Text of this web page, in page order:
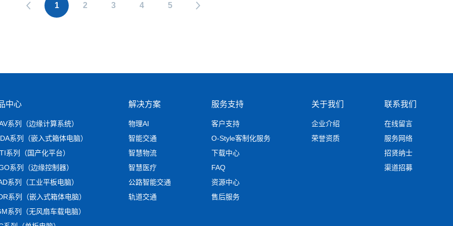
1 2 3 4 5
中心
系列（边缘计算系统）
系列（嵌入式箱体电脑）
系列（国产化平台）
系列（边缘控制器）
系列（工业平板电脑）
系列（嵌入式箱体电脑）
系列（无风扇车载电脑）
解决方案
物理AI
智能交通
智慧物流
智慧医疗
公路智能交通
轨道交通
服务支持
客户支持
O-Style客制化服务
下载中心
FAQ
资源中心
售后服务
关于我们
企业介绍
荣誉资质
联系我们
在线留言
服务网络
招贤纳士
渠道招募